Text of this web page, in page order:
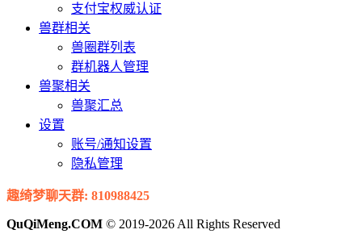
支付宝权威认证
兽群相关
兽圈群列表
群机器人管理
兽聚相关
兽聚汇总
设置
账号/通知设置
隐私管理
趣绮梦聊天群: 810988425
QuQiMeng.COM © 2019-2026 All Rights Reserved